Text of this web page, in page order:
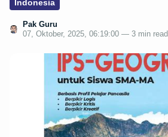
Indonesia
Pak Guru
07, Oktober, 2025, 06:19:00 — 3 min read